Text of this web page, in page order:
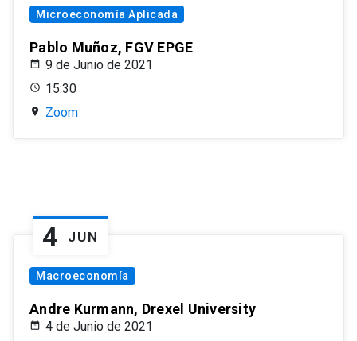
Microeconomía Aplicada
Pablo Muñoz, FGV EPGE
9 de Junio de 2021
15:30
Zoom
4 JUN
Macroeconomía
Andre Kurmann, Drexel University
4 de Junio de 2021